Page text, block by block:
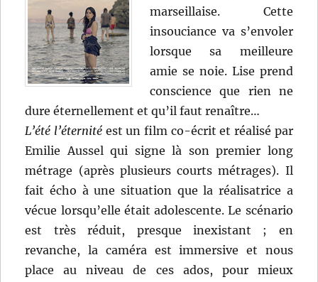
marseillaise. Cette
insouciance va s’envoler
lorsque sa meilleure
amie se noie. Lise prend
conscience que rien ne
dure éternellement et qu’il faut renaître…
L’été l’éternitéest un film co-écrit et réalisé par
Emilie Aussel qui signe là son premier long
métrage (après plusieurs courts métrages). Il
fait écho à une situation que la réalisatrice a
vécue lorsqu’elle était adolescente. Le scénario
est très réduit, presque inexistant ; en
revanche, la caméra est immersive et nous
place au niveau de ces ados, pour mieux